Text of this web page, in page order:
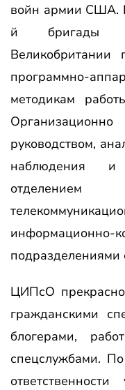
войн армии США.
й бригады
Великобритании
программно-
методикам
руководством,
наблюдения и
отделением
информационно-
подразделениями
ЦИПсО прекрасно
гражданскими
блогерами,
спецслужбами.